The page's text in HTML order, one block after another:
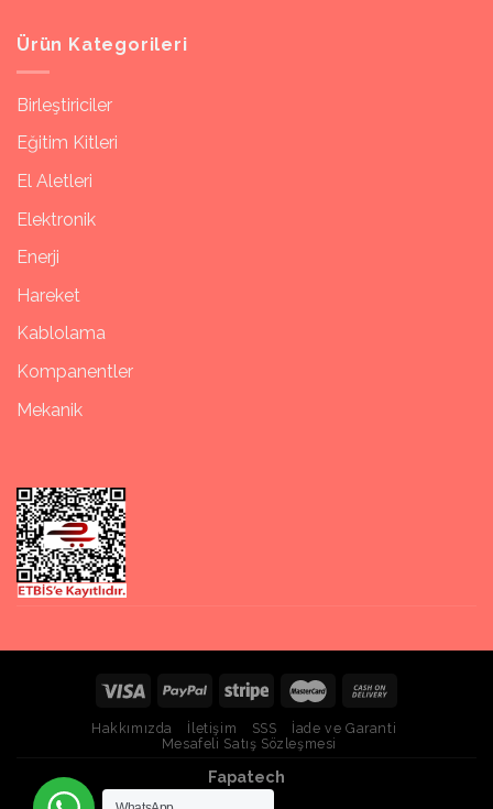
Ürün Kategorileri
Birleştiriciler
Eğitim Kitleri
El Aletleri
Elektronik
Enerji
Hareket
Kablolama
Kompanentler
Mekanik
Hakkımızda İletişim SSS
İade ve Garanti
Mesafeli Satış Sözleşmesi
Fapatech